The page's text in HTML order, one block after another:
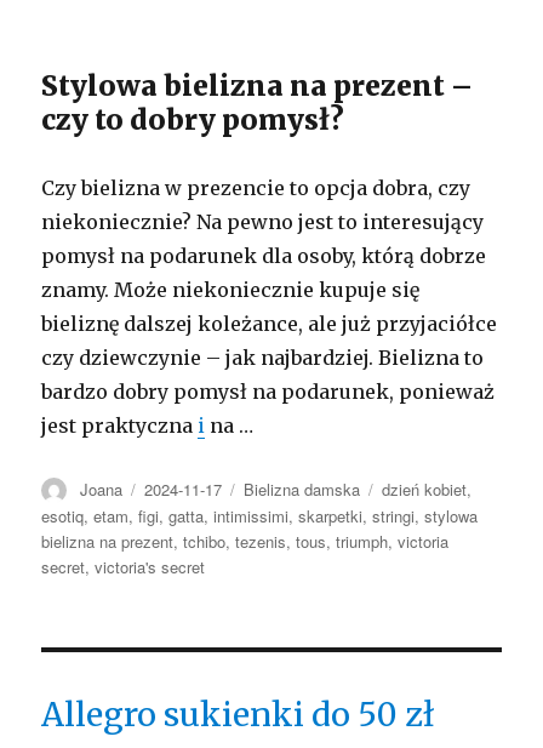
Stylowa bielizna na prezent –
czy to dobry pomysł?
Czy bielizna w prezencie to opcja dobra, czy
niekoniecznie? Na pewno jest to interesujący
pomysł na podarunek dla osoby, którą dobrze
znamy. Może niekoniecznie kupuje się
bieliznę dalszej koleżance, ale już przyjaciółce
czy dziewczynie – jak najbardziej. Bielizna to
bardzo dobry pomysł na podarunek, ponieważ
jest praktyczna i na …
Autor
Joana Opublikowano
2024-11-17 Kategorie
Bielizna damska Tagi
dzień kobiet,
esotiq,etam,figi,gatta,intimissimi,skarpetki,stringi,stylowa
bielizna na prezent,tchibo,tezenis,tous,triumph,victoria
secret,victoria's secret
Allegro sukienki do 50 zł